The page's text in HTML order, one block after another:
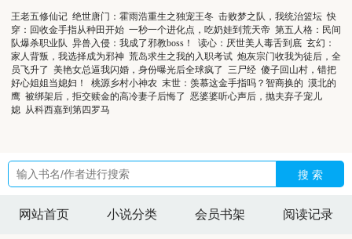
王老五修仙记 绝世唐门：霍雨浩重生之独宠王冬 击败梦之队，我统治篮坛 快
穿：回收金手指从种田开始 一秒一个进化点，吃奶娃到荒天帝 第五人格：民间
队爆杀职业队 异兽入侵：我成了邪教boss！ 读心：厌世美人毒舌到底 玄幻：
家人背叛，我选择成为邪神 荒岛求生之我的入职考试 炮灰宗门收我为徒后，全
员飞升了 美艳女总逼我闪婚，身份曝光后全球疯了 三尸经 傻子回山村，错把
好心姐姐当媳妇！
桃源乡村小神农 末世：羡慕这金手指吗？智商换的 漠北的
鹰 被绑架后，拒交赎金的高冷妻子后悔了 恶婆婆听心声后，抛夫弃子宠儿
媳 从科西嘉到第四罗马
搜 索
网站首页 小说分类 会员书架 阅读记录